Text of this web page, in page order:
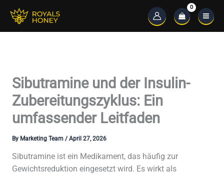
content
Main
Sibutramine und der Insulin-
Zubereitungszyklus: Ein
umfassender Leitfaden
By Marketing Team / April 27, 2026
Sibutramine ist ein Medikament, das häufig zur
Gewichtsreduktion eingesetzt wird. Es wirkt als